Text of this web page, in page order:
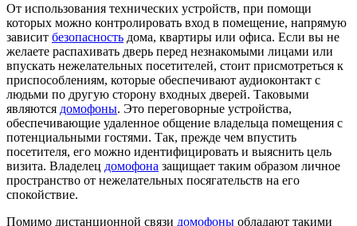
От использования технических устройств, при помощи
которых можно контролировать вход в помещение, напрямую
зависит безопасность дома, квартиры или офиса. Если вы не
желаете распахивать дверь перед незнакомыми лицами или
впускать нежелательных посетителей, стоит присмотреться к
приспособлениям, которые обеспечивают аудиоконтакт с
людьми по другую сторону входных дверей. Таковыми
являются домофоны. Это переговорные устройства,
обеспечивающие удаленное общение владельца помещения с
потенциальными гостями. Так, прежде чем впустить
посетителя, его можно идентифицировать и выяснить цель
визита. Владелец домофона защищает таким образом личное
пространство от нежелательных посягательств на его
спокойствие.
Помимо дистанционной связи домофоны обладают такими